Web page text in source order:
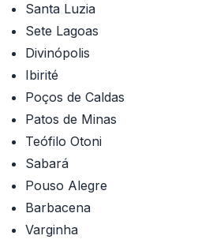
Santa Luzia
Sete Lagoas
Divinópolis
Ibirité
Poços de Caldas
Patos de Minas
Teófilo Otoni
Sabará
Pouso Alegre
Barbacena
Varginha